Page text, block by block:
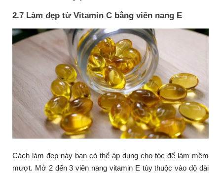
2.7 Làm đẹp từ Vitamin C bằng viên nang E
Cách làm đẹp này bạn có thể áp dụng cho tóc để làm mềm
mượt. Mở 2 đến 3 viên nang vitamin E tùy thuộc vào độ dài